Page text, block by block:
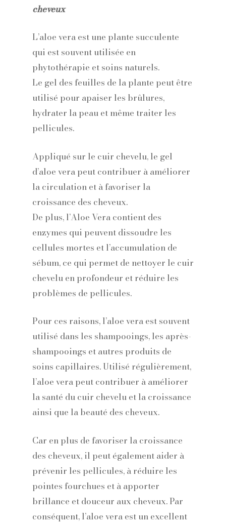
cheveux
L’aloe vera est une plante succulente
qui est souvent utilisée en
phytothérapie et soins naturels.
Le gel des feuilles de la plante peut être
utilisé pour apaiser les brûlures,
hydrater la peau et même traiter les
pellicules.
Appliqué sur le cuir chevelu, le gel
d’aloe vera peut contribuer à améliorer
la circulation et à favoriser la
croissance des cheveux.
De plus, l’Aloe Vera contient des
enzymes qui peuvent dissoudre les
cellules mortes et l’accumulation de
sébum, ce qui permet de nettoyer le cuir
chevelu en profondeur et réduire les
problèmes de pellicules.
Pour ces raisons, l’aloe vera est souvent
utilisé dans les shampooings, les après-
shampooings et autres produits de
soins capillaires.Utilisé régulièrement,
l’aloe vera peut contribuer à améliorer
la santé du cuir chevelu et la croissance
ainsi que la beauté des cheveux.
Car en plus de favoriser la croissance
des cheveux, il peut également aider à
prévenir les pellicules, à réduire les
pointes fourchues et à apporter
brillance et douceur aux cheveux. Par
conséquent, l’aloe vera est un excellent